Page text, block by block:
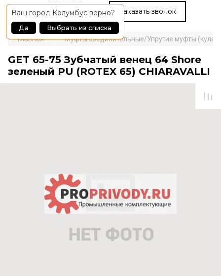
Ваш город Колумбусверно?
Да Выбрать из списка
Заказать звонок
Главная Муфты соединительные/Упругие муфты
GET 65-75 Зубчатый венец 64 Shore
зеленый PU (ROTEX 65) CHIARAVALLI